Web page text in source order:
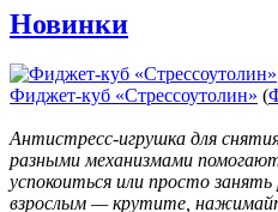
Новинки
Фиджет-куб «Стрессоутолин» (
Антистресс-игрушка для
разными механизмами
успокоиться или просто
взрослым — крутите,